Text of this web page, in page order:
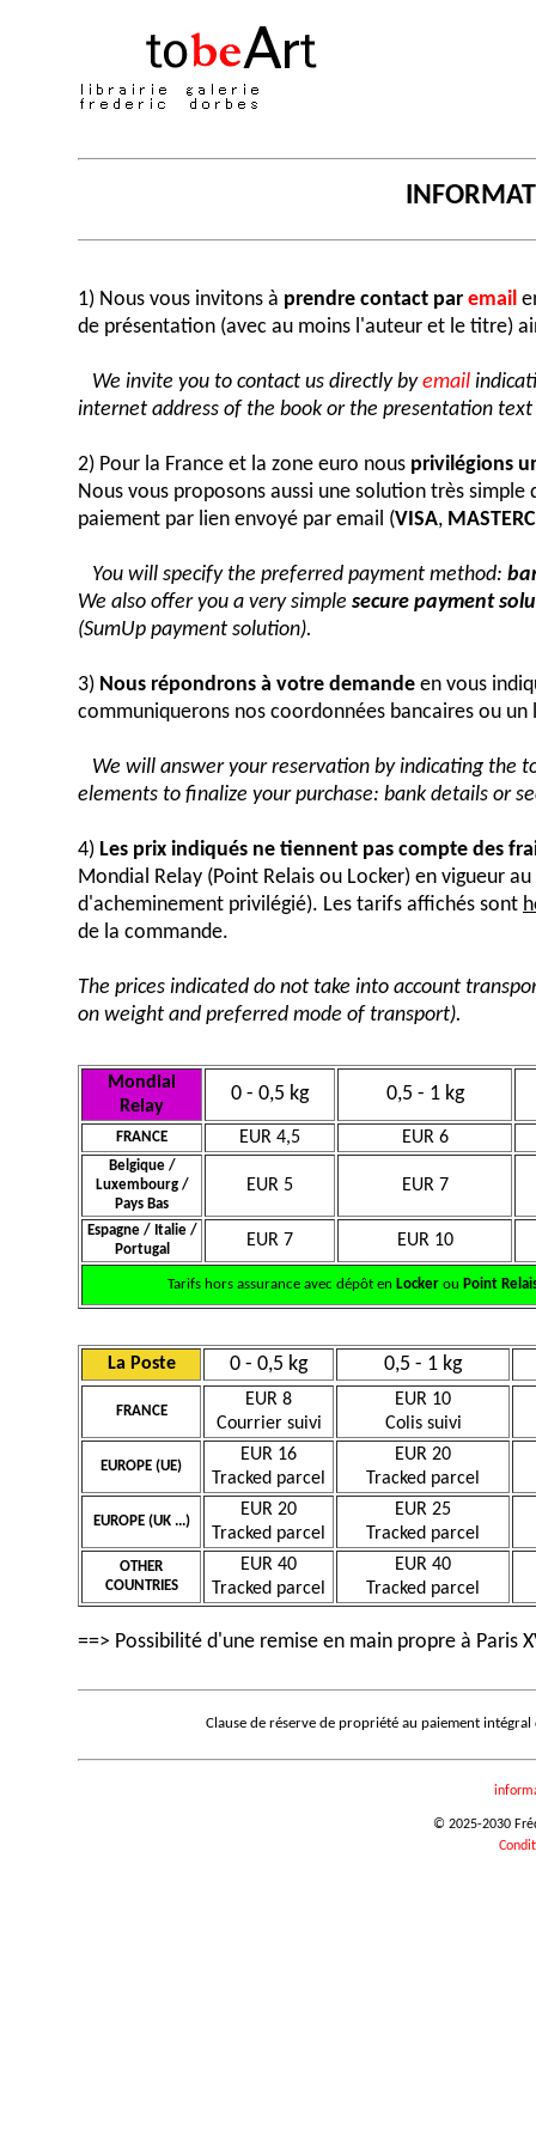
1) Nous vous invitons à prendre contact par email
de présentation (avec au moins l'auteur et le titre)
We invite you to contact us directly byemail
internet address of the book or the presentation
2) Pour la France et la zone euro nous privilégions
Nous vous proposons aussi une solution très simple
paiement par lien envoyé par email (VISA,
You will specify the preferred payment method:
We also offer you a very simple secure payment
(SumUp payment solution).
3) Nous répondrons à votre demande en vous
communiquerons nos coordonnées bancaires ou
We will answer your reservation by indicating the
elements to finalize your purchase: bank details or
4) Les prix indiqués ne tiennent pas compte des
Mondial Relay (Point Relais ou Locker) en vigueur
d'acheminement privilégié). Les tarifs affichés sont
de la commande.
The prices indicated do not take into account
on weight and preferred mode of transport).
Mondial
Relay
0 - 0,5 kg 0,5 - 1 kg
FRANCE EUR 4,5 EUR 6
Belgique /
Luxembourg /
Pays Bas
EUR 5 EUR 7
Espagne / Italie /
Portugal
EUR 7 EUR 10
Tarifs hors assurance avec dépôt en Lockerou Point
La Poste 0 - 0,5 kg 0,5 - 1 kg
FRANCE
EUR 8
Courrier suivi
EUR 10
Colis suivi
EUROPE (UE)
EUR 16
Tracked parcel
EUR 20
Tracked parcel
EUROPE (UK ...)
EUR 20
Tracked parcel
EUR 25
Tracked parcel
OTHER
COUNTRIES
EUR 40
Tracked parcel
EUR 40
Tracked parcel
==> Possibilité d'une remise en main propre à Paris
Clause de réserve de propriété au paiement
© 2025-2030